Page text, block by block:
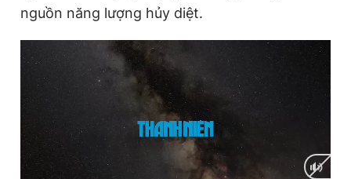
Đọc Thanh Niên trên điện thoại
Theo dõi báo trên
Hotline
0906 645 777
Liên hệ quảng cáo
0908 780 404
nguồn năng lượng hủy diệt.